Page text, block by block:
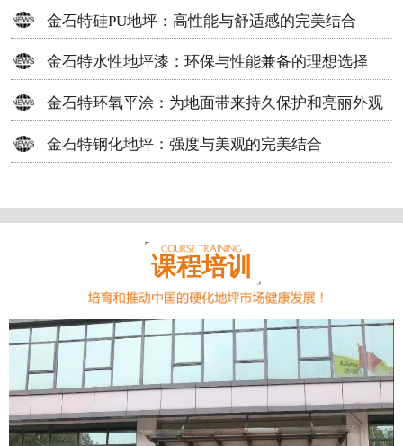
金石特硅PU地坪：高性能与舒适感的完美结合
金石特水性地坪漆：环保与性能兼备的理想选择
金石特环氧平涂：为地面带来持久保护和亮丽外观
金石特钢化地坪：强度与美观的完美结合
课程培训